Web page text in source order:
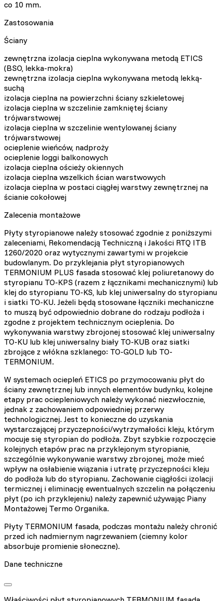
co 10 mm.
Zastosowania
Ściany
zewnętrzna izolacja cieplna wykonywana metodą ETICS
(BSO, lekka-mokra)
zewnętrzna izolacja cieplna wykonywana metodą lekką-
suchą
izolacja cieplna na powierzchni ściany szkieletowej
izolacja cieplna w szczelinie zamkniętej ściany
trójwarstwowej
izolacja cieplna w szczelinie wentylowanej ściany
trójwarstwowej
ocieplenie wieńców, nadproży
ocieplenie loggi balkonowych
izolacja cieplna ościeży okiennych
izolacja cieplna wszelkich ścian warstwowych
izolacja cieplna w postaci ciągłej warstwy zewnętrznej na
ścianie cokołowej
Zalecenia montażowe
Płyty styropianowe należy stosować zgodnie z poniższymi
zaleceniami, Rekomendacją Techniczną i Jakości RTQ ITB
1260/2020 oraz wytycznymi zawartymi w projekcie
budowlanym. Do przyklejania płyt styropianowych
TERMONIUM PLUS fasada stosować klej poliuretanowy do
styropianu TO-KPS (razem z łącznikami mechanicznymi) lub
klej do styropianu TO-KS, lub klej uniwersalny do styropianu
i siatki TO-KU. Jeżeli będą stosowane łączniki mechaniczne
to muszą być odpowiednio dobrane do rodzaju podłoża i
zgodne z projektem technicznym ocieplenia. Do
wykonywania warstwy zbrojonej stosować klej uniwersalny
TO-KU lub klej uniwersalny biały TO-KUB oraz siatki
zbrojące z włókna szklanego: TO-GOLD lub TO-
TERMONIUM.
W systemach ociepleń ETICS po przymocowaniu płyt do
ściany zewnętrznej lub innych elementów budynku, kolejne
etapy prac ociepleniowych należy wykonać niezwłocznie,
jednak z zachowaniem odpowiedniej przerwy
technologicznej. Jest to konieczne do uzyskania
wystarczającej przyczepności/wytrzymałości kleju, którym
mocuje się styropian do podłoża. Zbyt szybkie rozpoczęcie
kolejnych etapów prac na przyklejonym styropianie,
szczególnie wykonywanie warstwy zbrojonej, może mieć
wpływ na osłabienie wiązania i utratę przyczepności kleju
do podłoża lub do styropianu. Zachowanie ciągłości izolacji
termicznej i eliminację ewentualnych szczelin na połączeniu
płyt (po ich przyklejeniu) należy zapewnić używając Piany
Montażowej Termo Organika.
Płyty TERMONIUM fasada, podczas montażu należy chronić
przed ich nadmiernym nagrzewaniem (ciemny kolor
absorbuje promienie słoneczne).
Dane techniczne